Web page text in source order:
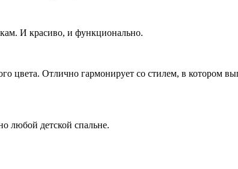
И красиво, и функционально.
цвета. Отлично гармонирует со стилем, в котором
любой детской спальне.